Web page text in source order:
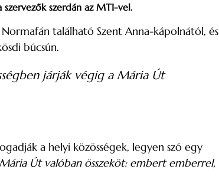
szervezők szerdán az MTI-vel.
található Szent Anna-kápolnától, és
búcsún.
járják végig a Mária Út
a helyi közösségek, legyen szó egy
Út valóban összeköt: embert emberrel,